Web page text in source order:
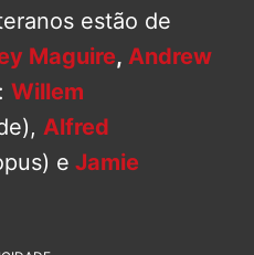
estão de
Maguire, Andrew
Willem
Alfred
e Jamie